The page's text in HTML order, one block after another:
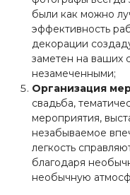
были как можно
эффективность
декорации
заметен на ваших
незамеченными;
Организация
свадьба,
мероприятия,
незабываемое
легкость
благодаря
необычную